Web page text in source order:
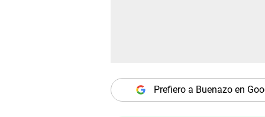
Prefiero a Buenazo en